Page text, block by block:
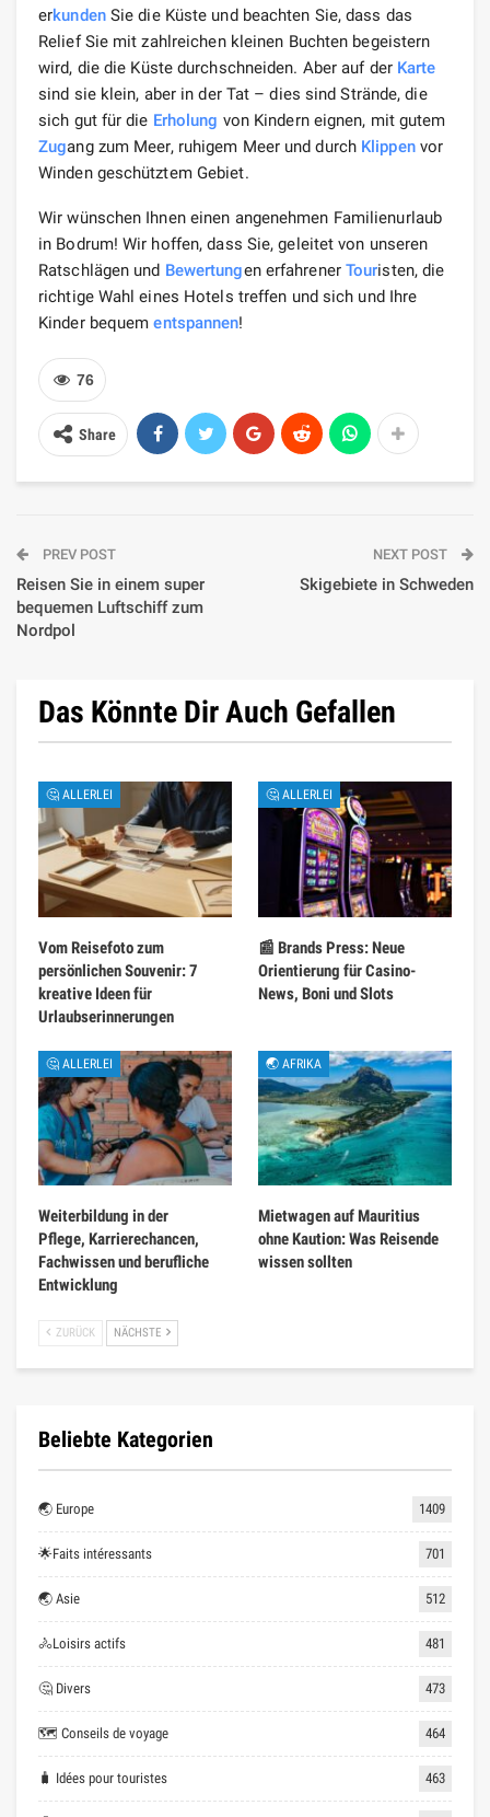
erkundenSie die Küste und beachten Sie, dass das
Relief Sie mit zahlreichen kleinen Buchten begeistern
wird, die die Küste durchschneiden. Aber auf der Karte
sind sie klein, aber in der Tat – dies sind Strände, die
sich gut für die Erholung von Kindern eignen, mit gutem
Zugang zum Meer, ruhigem Meer und durch Klippenvor
Winden geschütztem Gebiet.
Wir wünschen Ihnen einen angenehmen Familienurlaub
in Bodrum! Wir hoffen, dass Sie, geleitet von unseren
Ratschlägen und Bewertungen erfahrener Touristen, die
richtige Wahl eines Hotels treffen und sich und Ihre
Kinder bequementspannen!
76
Share
PREV POST
Reisen Sie in einem super
bequemen Luftschiff zum
Nordpol
NEXT POST
Skigebiete in Schweden
Das Könnte Dir Auch Gefallen
🤔 ALLERLEI
Vom Reisefoto zum
persönlichen Souvenir: 7
kreative Ideen für
Urlaubserinnerungen
🤔 ALLERLEI
📰 Brands Press: Neue
Orientierung für Casino-
News, Boni und Slots
🤔 ALLERLEI
Weiterbildung in der
Pflege, Karrierechancen,
Fachwissen und berufliche
Entwicklung
🌏 AFRIKA
Mietwagen auf Mauritius
ohne Kaution: Was Reisende
wissen sollten
ZURÜCK NÄCHSTE
Beliebte Kategorien
🌏 Europe 1409
🌟Faits intéressants 701
🌏 Asie 512
🚴Loisirs actifs 481
🤔 Divers 473
🗺 Conseils de voyage 464
🧳 Idées pour touristes 463